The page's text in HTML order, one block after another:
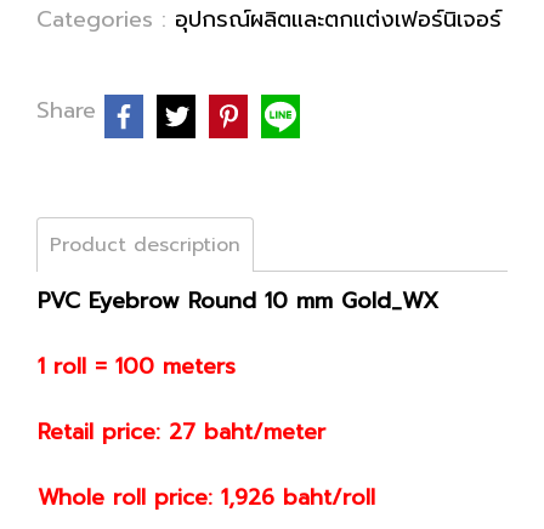
Categories : อุปกรณ์ผลิตและตกแต่งเฟอร์นิเจอร์
Share
Product description
PVC Eyebrow Round 10 mm Gold_WX
1 roll = 100 meters
Retail price: 27 baht/meter
Whole roll price: 1,926 baht/roll